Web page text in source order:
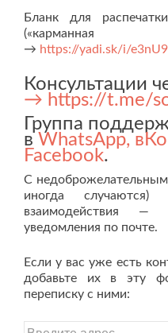
Бланк для
→ https://yadi.sk/i/
Консультации
→ https://t.me/
Группа
в WhatsApp,
Facebook.
С
иногда
взаимодействия
уведомления по почте.
Если у вас уже есть
добавьте их в эту
переписку с ними: